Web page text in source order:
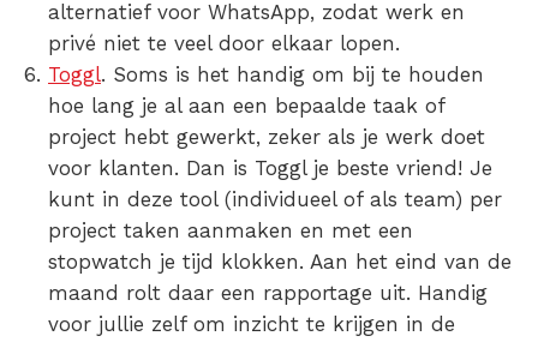
alternatief voor WhatsApp, zodat werk en
privé niet te veel door elkaar lopen.
Toggl. Soms is het handig om bij te houden
hoe lang je al aan een bepaalde taak of
project hebt gewerkt, zeker als je werk doet
voor klanten. Dan is Toggl je beste vriend! Je
kunt in deze tool (individueel of als team) per
project taken aanmaken en met een
stopwatch je tijd klokken. Aan het eind van de
maand rolt daar een rapportage uit. Handig
voor jullie zelf om inzicht te krijgen in de